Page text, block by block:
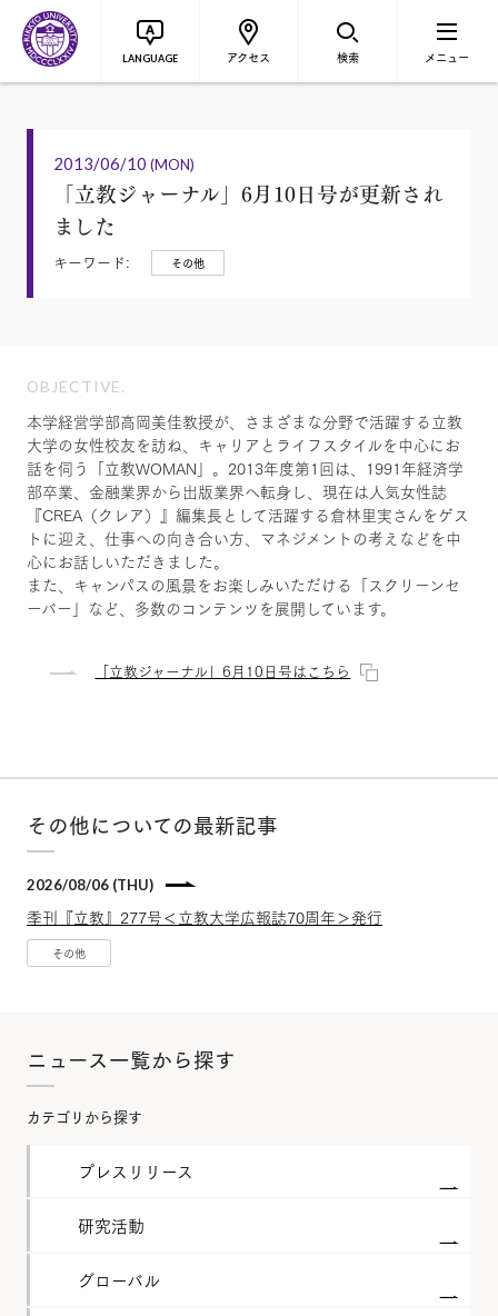
LANGUAGE アクセス 検索 メニュー
2013/06/10 (MON)
「立教ジャーナル」6月10日号が更新され
ました
キーワード: その他
OBJECTIVE.
本学経営学部高岡美佳教授が、さまざまな分野で活躍する立教
大学の女性校友を訪ね、キャリアとライフスタイルを中心にお
話を伺う「立教WOMAN」。2013年度第1回は、1991年経済学
部卒業、金融業界から出版業界へ転身し、現在は人気女性誌
『CREA（クレア）』編集長として活躍する倉林里実さんをゲス
トに迎え、仕事への向き合い方、マネジメントの考えなどを中
心にお話しいただきました。
また、キャンパスの風景をお楽しみいただける「スクリーンセ
ーバー」など、多数のコンテンツを展開しています。
「立教ジャーナル」6月10日号はこちら
その他についての最新記事
2026/08/06 (THU)
季刊『立教』277号＜立教大学広報誌70周年＞発行
その他
ニュース一覧から探す
カテゴリから探す
プレスリリース
研究活動
グローバル